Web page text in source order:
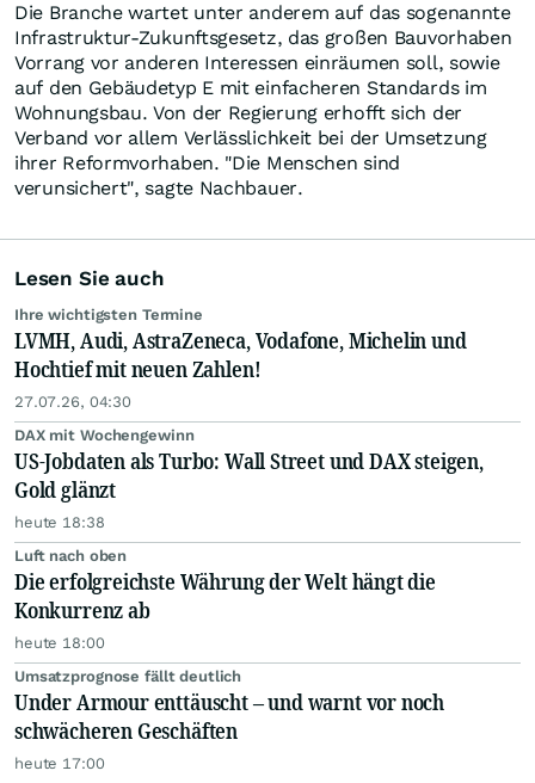
Die Branche wartet unter anderem auf das sogenannte
Infrastruktur-Zukunftsgesetz, das großen Bauvorhaben
Vorrang vor anderen Interessen einräumen soll, sowie
auf den Gebäudetyp E mit einfacheren Standards im
Wohnungsbau. Von der Regierung erhofft sich der
Verband vor allem Verlässlichkeit bei der Umsetzung
ihrer Reformvorhaben. "Die Menschen sind
verunsichert", sagte Nachbauer.
Lesen Sie auch
Ihre wichtigsten Termine
LVMH, Audi, AstraZeneca, Vodafone, Michelin und
Hochtief mit neuen Zahlen!
27.07.26, 04:30
DAX mit Wochengewinn
US-Jobdaten als Turbo: Wall Street und DAX steigen,
Gold glänzt
heute 18:38
Luft nach oben
Die erfolgreichste Währung der Welt hängt die
Konkurrenz ab
heute 18:00
Umsatzprognose fällt deutlich
Under Armour enttäuscht – und warnt vor noch
schwächeren Geschäften
heute 17:00